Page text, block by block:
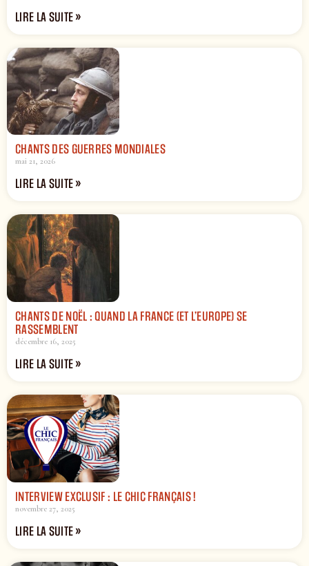
LIRE LA SUITE »
CHANTS DES GUERRES MONDIALES
mai 21, 2026
LIRE LA SUITE »
CHANTS DE NOËL : QUAND LA FRANCE (ET L’EUROPE) SE
RASSEMBLENT
décembre 16, 2025
LIRE LA SUITE »
INTERVIEW EXCLUSIF : LE CHIC FRANÇAIS !
novembre 27, 2025
LIRE LA SUITE »